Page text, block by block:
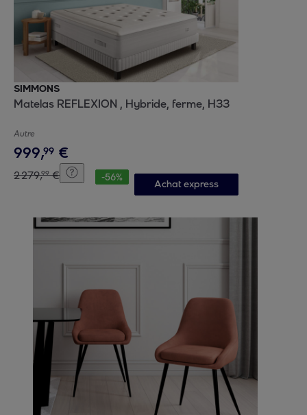
SIMMONS
Matelas REFLEXION , Hybride, ferme, H33
Autre
999,99 €
2279,99 € -56%
Achat express